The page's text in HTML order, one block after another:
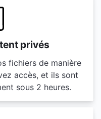
privés
fichiers de manière
accès, et ils sont
sous 2 heures.